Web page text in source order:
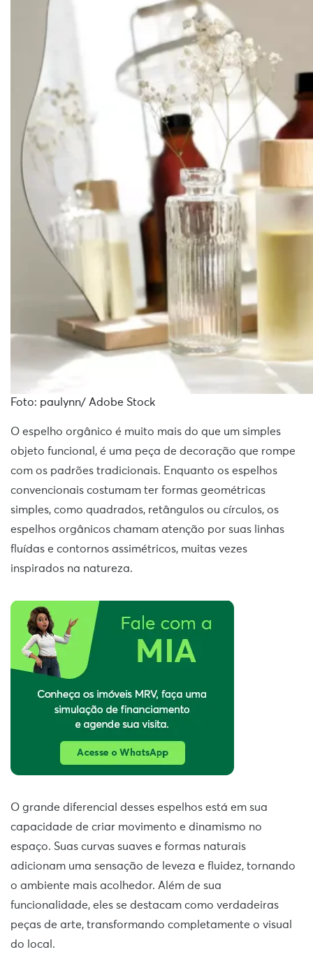
Foto: paulynn/ Adobe Stock
O espelho orgânico é muito mais do que um simples
objeto funcional, é uma peça de decoração que rompe
com os padrões tradicionais. Enquanto os espelhos
convencionais costumam ter formas geométricas
simples, como quadrados, retângulos ou círculos, os
espelhos orgânicos chamam atenção por suas linhas
fluídas e contornos assimétricos, muitas vezes
inspirados na natureza.
O grande diferencial desses espelhos está em sua
capacidade de criar movimento e dinamismo no
espaço. Suas curvas suaves e formas naturais
adicionam uma sensação de leveza e fluidez, tornando
o ambiente mais acolhedor. Além de sua
funcionalidade, eles se destacam como verdadeiras
peças de arte, transformando completamente o visual
do local.